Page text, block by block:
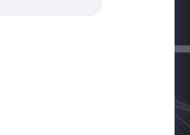
China
sea posible.